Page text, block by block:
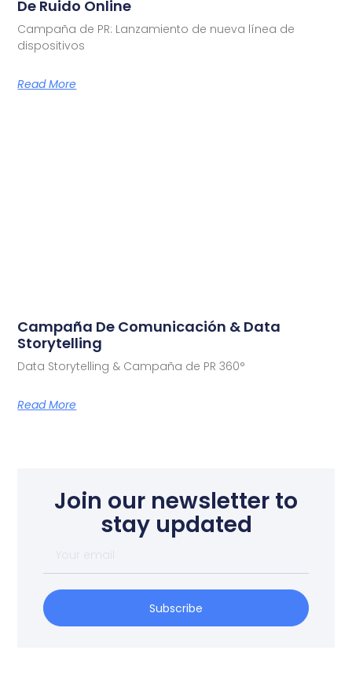
De Ruido Online
Campaña de PR: Lanzamiento de nueva línea de
dispositivos
Read More
Campaña De Comunicación & Data
Storytelling
Data Storytelling & Campaña de PR 360°
Read More
Join our newsletter to
stay updated
Subscribe